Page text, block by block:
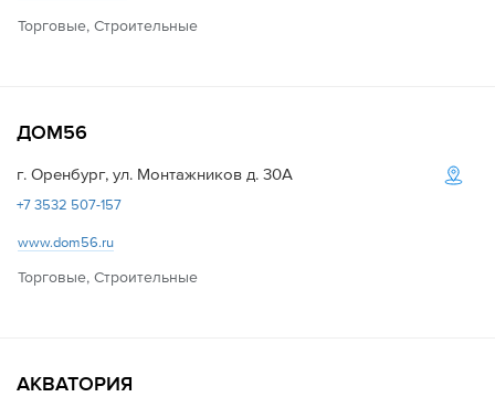
Торговые, Строительные
ДОМ56
г. Оренбург, ул. Монтажников д. 30А
+7 3532 507-157
www.dom56.ru
Торговые, Строительные
АКВАТОРИЯ